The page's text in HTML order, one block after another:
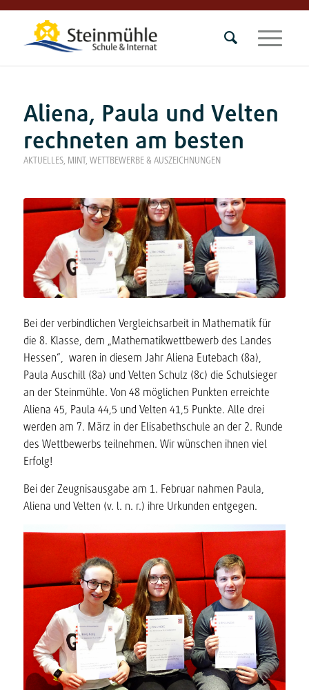
Aliena, Paula und Velten
rechneten am besten
AKTUELLES, MINT, WETTBEWERBE & AUSZEICHNUNGEN
Bei der verbindlichen Vergleichsarbeit in Mathematik für
die 8. Klasse, dem „Mathematikwettbewerb des Landes
Hessen“, waren in diesem Jahr Aliena Eutebach (8a),
Paula Auschill (8a) und Velten Schulz (8c) die Schulsieger
an der Steinmühle. Von 48 möglichen Punkten erreichte
Aliena 45, Paula 44,5 und Velten 41,5 Punkte. Alle drei
werden am 7. März in der Elisabethschule an der 2. Runde
des Wettbewerbs teilnehmen. Wir wünschen ihnen viel
Erfolg!
Bei der Zeugnisausgabe am 1. Februar nahmen Paula,
Aliena und Velten (v. l. n. r.) ihre Urkunden entgegen.